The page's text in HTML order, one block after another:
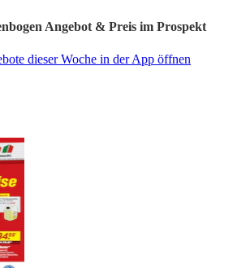
Angebot & Preis im Prospekt
dieser Woche in der App öffnen